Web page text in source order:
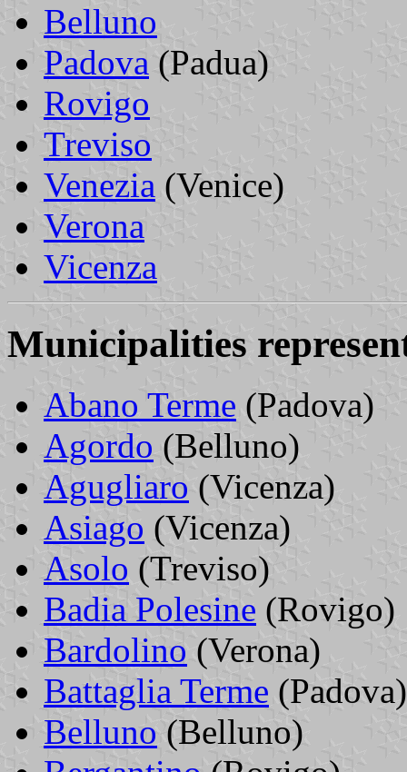
Belluno
Padova (Padua)
Rovigo
Treviso
Venezia (Venice)
Verona
Vicenza
Municipalities
Abano Terme (Padova)
Agordo (Belluno)
Agugliaro (Vicenza)
Asiago (Vicenza)
Asolo (Treviso)
Badia Polesine (Rovigo)
Bardolino (Verona)
Battaglia Terme (Padova)
Belluno (Belluno)